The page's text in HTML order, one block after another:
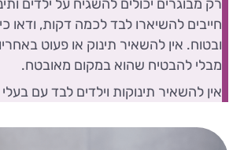
רק מבוגרים יכולים להשגיח על ילדים
חייבים להשיארו לבד לכמה דקות, ודאו
ובטוח. אין להשאיר תינוק או פעוט
מבלי להבטיח שהוא במקום מאובטח.
אין להשאיר תינוקות וילדים לבד עם בעלי